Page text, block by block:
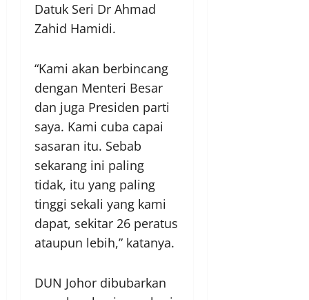
Datuk Seri Dr Ahmad
Zahid Hamidi.
“Kami akan berbincang
dengan Menteri Besar
dan juga Presiden parti
saya. Kami cuba capai
sasaran itu. Sebab
sekarang ini paling
tidak, itu yang paling
tinggi sekali yang kami
dapat, sekitar 26 peratus
ataupun lebih,” katanya.
DUN Johor dibubarkan